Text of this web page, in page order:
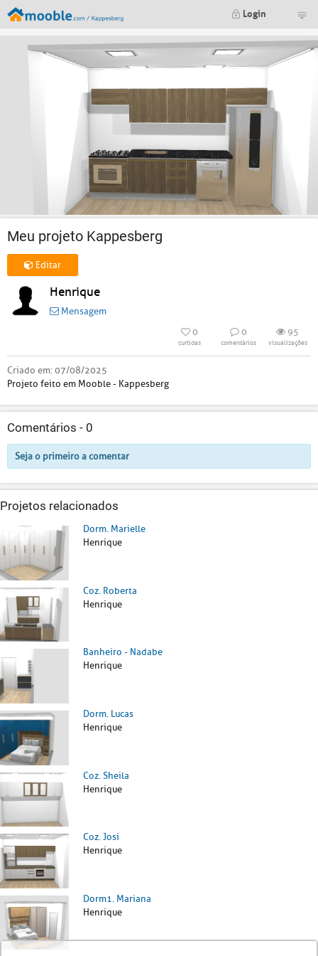
Login
Meu projeto Kappesberg
Editar
Henrique
Mensagem
0
curtidas
0
comentários
95
visualizações
Criado em:07/08/2025
Projeto feito em Mooble - Kappesberg
Comentários - 0
Seja o primeiro a comentar
Projetos relacionados
Dorm. Marielle
Henrique
Coz. Roberta
Henrique
Banheiro - Nadabe
Henrique
Dorm. Lucas
Henrique
Coz. Sheila
Henrique
Coz. Josi
Henrique
Dorm1. Mariana
Henrique